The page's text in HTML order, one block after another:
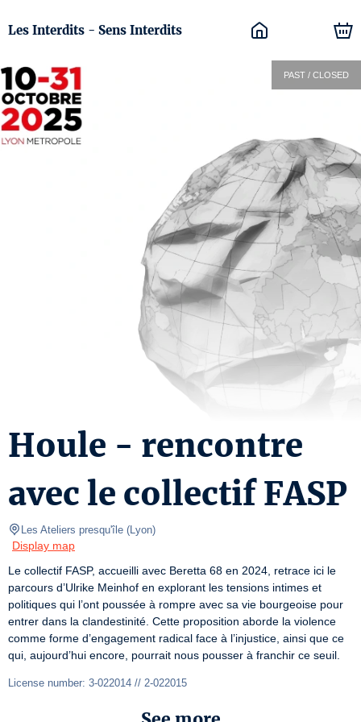
Les Interdits - Sens Interdits
PAST / CLOSED
Houle - rencontre
avec le collectif FASP
Les Ateliers presqu'île (Lyon)
Display map
Le collectif FASP, accueilli avec Beretta 68 en 2024, retrace ici le
parcours d’Ulrike Meinhof en explorant les tensions intimes et
politiques qui l’ont poussée à rompre avec sa vie bourgeoise pour
entrer dans la clandestinité. Cette proposition aborde la violence
comme forme d’engagement radical face à l’injustice, ainsi que ce
qui, aujourd’hui encore, pourrait nous pousser à franchir ce seuil.
License number: 3-022014 // 2-022015